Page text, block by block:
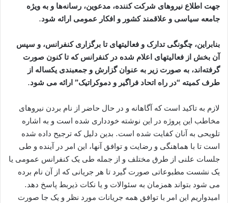
جهت اطلاع نيروهای شرکت کننده، مدعوين، رسانه‌ها و به ويژه
جامعه سياسی و علاقمند کشور و افکار عمومی ارائه شود.
بنابراين، چگونگی تدارک و فعاليتهای تا برگزاری کنفرانس، و سپس
آن بخش از فعاليتهای اعلام شده در کنفرانس که تا کنون صورت
گرفته‌اند، به صورت زير به عنوان گزارش و جمعبندی يکساله از
طرف کميته “در راه اتحاد فراگير و دموکراتيک” ارائه می شود.
لازم به تاکيد است که آگاهانه و در حال حاضر از نام بردن نيروهای
مخاطب اين پروژه در اين نوشته خودداری شده است و به اشاره
تلويحی به آنان کفايت شده است. بدين دليل که ترجيح داده شده
است تا با هماهنگی و رضايت و توافق آنها، اين امر در آينده و طی
جلسات علنی از طرق مختلف و از جمله طی يک کنفرانس عمومی يا
يک نشست مطبوعاتی صورت گيرد تا هر جريانی که از آن نام برده
می شود بتواند همزمان به سئوالات و يا نکات ذيربط پاسخ دهد.
اميدواريم اين امر با توافق همه جريانات مورد نظر و يک جا صورت